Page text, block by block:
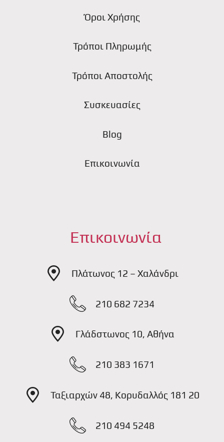
Όροι Χρήσης
Τρόποι Πληρωμής
Τρόποι Αποστολής
Συσκευασίες
Blog
Επικοινωνία
Επικοινωνία
Πλάτωνος 12 – Χαλάνδρι
210 682 7234
Γλάδστωνος 10, Αθήνα
210 383 1671
Ταξιαρχών 48, Κορυδαλλός 181 20
210 494 5248